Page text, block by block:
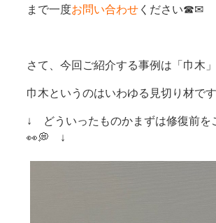
まで一度お問い合わせ ください☎✉
さて、今回ご紹介する事例は「巾木
巾木というのはいわゆる見切り材で
↓ どういったものかまずは修復前を
👀💭 ↓